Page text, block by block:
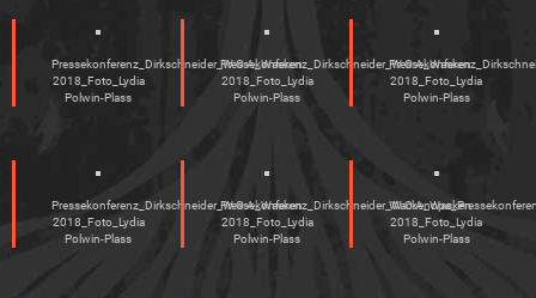
Pressekonferenz_Dirkschneider_W:O:A_Wacken
2018_Foto_Lydia
Polwin-Plass
Pressekonferenz_Dirkschneider_W:O:A_Wacken
2018_Foto_Lydia
Polwin-Plass
2018_Foto_Lydia
Polwin-Plass
Pressekonferenz_Dirkschneider_W:O:A_Wacken
2018_Foto_Lydia
Polwin-Plass
Pressekonferenz_Dirkschneider_W:O:A_Wacken
2018_Foto_Lydia
Polwin-Plass
2018_Foto_Lydia
Polwin-Plass